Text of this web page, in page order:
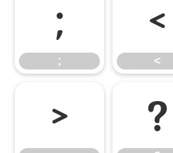
;
;
<
<
> ?